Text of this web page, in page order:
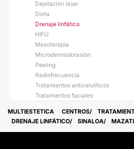
Depilación láser
Dieta
Drenaje linfático
HIFU
Mesoterapia
Microdermoabrasión
Peeling
Radiofrecuencia
Tratamientos anticelulíticos
Tratamientos faciales
MULTIESTETICA CENTROS
DRENAJE LINFÁTICO
SINALOA